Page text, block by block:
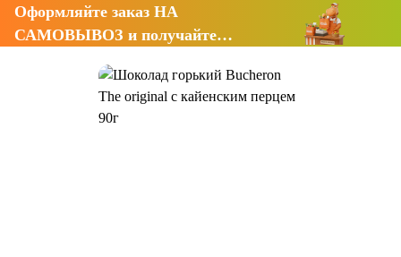
Оформляйте заказ НА
САМОВЫВОЗ и получайте